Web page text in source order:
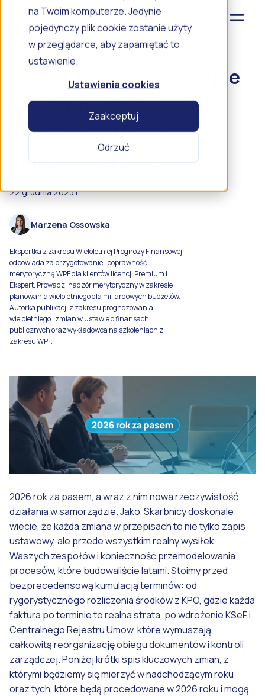
na Twoim komputerze. Jedynie
pojedynczy plik cookie zostanie użyty
w przeglądarce, aby zapamiętać to
ustawienie.
Ustawienia cookies
Zaakceptuj
Odrzuć
Perspektywy legislacyjne
dla JST na 2026 rok.
Samorządy u progu
kluczowych zmian.
22 grudnia 2025 r.
Marzena Ossowska
Ekspertka z zakresu Wieloletniej Prognozy Finansowej,
odpowiada za przygotowanie i poprawność
merytoryczną WPF dla klientów licencji Premium i
Ekspert. Prowadzi nadzór merytoryczny w zakresie
planowania wieloletniego dla miliardowych budżetów.
Autorka publikacji z zakresu prognozowania
wieloletniego i zmian w ustawie o finansach
publicznych oraz wykładowca na szkoleniach z
zakresu WPF.
2026 rok za pasem, a wraz z nim nowa rzeczywistość
działania w samorządzie. Jako Skarbnicy doskonale
wiecie, że każda zmiana w przepisach to nie tylko zapis
ustawowy, ale przede wszystkim realny wysiłek
Waszych zespołów i konieczność przemodelowania
procesów, które budowaliście latami. Stoimy przed
bezprecedensową kumulacją terminów: od
rygorystycznego rozliczenia środków z KPO, gdzie każda
faktura po terminie to realna strata, po wdrożenie KSeF i
Centralnego Rejestru Umów, które wymuszają
całkowitą reorganizację obiegu dokumentów i kontroli
zarządczej. Poniżej krótki spis kluczowych zmian, z
którymi będziemy się mierzyć w nadchodzącym roku
oraz tych, które będą procedowane w 2026 roku i mogą